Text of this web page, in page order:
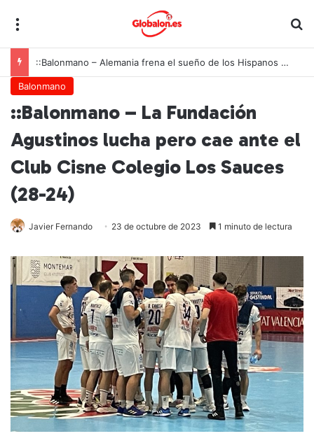
::Balonmano – Alemania frena el sueño de los Hispanos Juveniles, que lucharán ahora por el bronce europeo
Balonmano
::Balonmano – La Fundación
Agustinos lucha pero cae ante el
Club Cisne Colegio Los Sauces
(28-24)
Javier Fernando 23 de octubre de 2023 1 minuto de lectura